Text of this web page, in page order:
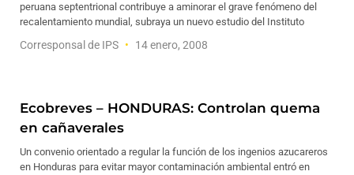
peruana septentrional contribuye a aminorar el grave fenómeno del
recalentamiento mundial, subraya un nuevo estudio del Instituto
Corresponsal de IPS 14 enero, 2008
Ecobreves – HONDURAS: Controlan quema
en cañaverales
Un convenio orientado a regular la función de los ingenios azucareros
en Honduras para evitar mayor contaminación ambiental entró en